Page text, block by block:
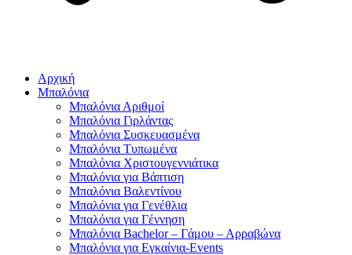
Αρχική
Μπαλόνια
Μπαλόνια Αριθμοί
Μπαλόνια Γιρλάντας
Μπαλόνια Συσκευασμένα
Μπαλόνια Τυπωμένα
Μπαλόνια Χριστουγεννιάτικα
Μπαλόνια για Βάπτιση
Μπαλόνια Βαλεντίνου
Μπαλόνια για Γενέθλια
Μπαλόνια για Γέννηση
Μπαλόνια Bachelor – Γάμου – Αρραβώνα
Μπαλόνια για Εγκαίνια-Events